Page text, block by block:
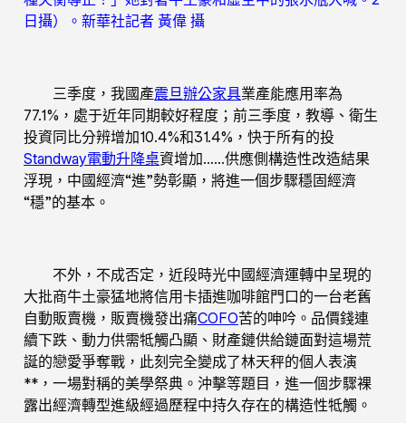
日攝）。新華社記者 黃偉 攝
三季度，我國產震旦辦公家具業產能應用率為
77.1%，處于近年同期較好程度；前三季度，教導、衛生
投資同比分辨增加10.4%和31.4%，快于所有的投
Standway電動升降桌資增加……供應側構造性改造結果
浮現，中國經濟“進”勢彰顯，將進一個步驟穩固經濟
“穩”的基本。
不外，不成否定，近段時光中國經濟運轉中呈現的
大批商牛土豪猛地將信用卡插進咖啡館門口的一台老舊
自動販賣機，販賣機發出痛COFO苦的呻吟。品價錢連
續下跌、動力供需牴觸凸顯、財產鏈供給鏈面對這場荒
誕的戀愛爭奪戰，此刻完全變成了林天秤的個人表演
**，一場對稱的美學祭典。沖擊等題目，進一個步驟裸
露出經濟轉型進級經過歷程中持久存在的構造性牴觸。